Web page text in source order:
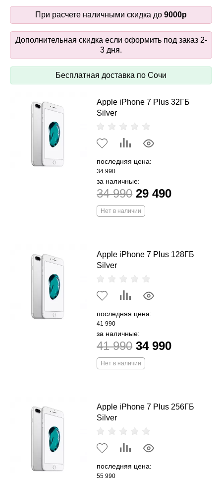
При расчете наличными скидка до 9000р
Дополнительная скидка если оформить под заказ 2-
3 дня.
Бесплатная доставка по Сочи
Apple iPhone 7 Plus 32ГБ
Silver
последняя цена:
34 990
за наличные:
34 990 29 490
Нет в наличии
Apple iPhone 7 Plus 128ГБ
Silver
последняя цена:
41 990
за наличные:
41 990 34 990
Нет в наличии
Apple iPhone 7 Plus 256ГБ
Silver
последняя цена:
55 990